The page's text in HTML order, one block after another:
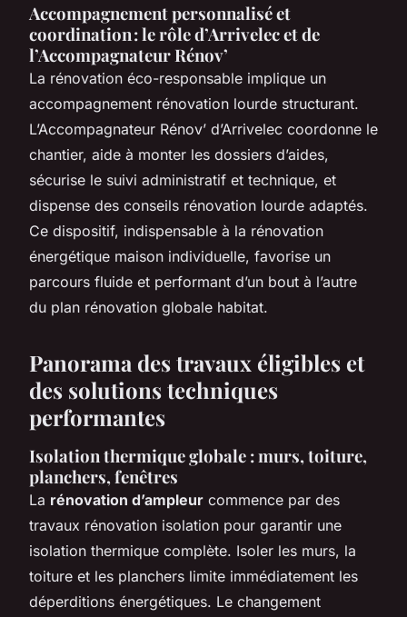
Accompagnement personnalisé et
coordination : le rôle d’Arrivelec et de
l’Accompagnateur Rénov’
La rénovation éco-responsable implique un
accompagnement rénovation lourde structurant.
L’Accompagnateur Rénov’ d’Arrivelec coordonne le
chantier, aide à monter les dossiers d’aides,
sécurise le suivi administratif et technique, et
dispense des conseils rénovation lourde adaptés.
Ce dispositif, indispensable à la rénovation
énergétique maison individuelle, favorise un
parcours fluide et performant d’un bout à l’autre
du plan rénovation globale habitat.
Panorama des travaux éligibles et
des solutions techniques
performantes
Isolation thermique globale : murs, toiture,
planchers, fenêtres
La rénovation d’ampleur commence par des
travaux rénovation isolation pour garantir une
isolation thermique complète. Isoler les murs, la
toiture et les planchers limite immédiatement les
déperditions énergétiques. Le changement